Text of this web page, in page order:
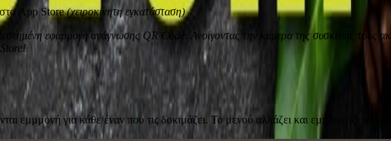
στο App Store(χειροκίνητη εγκατάσταση)
εφαρμογή ανάγνωσης QR Code. Ανοίγοντας την κάμερα της συσκευής τους
εμμμονή για κάθε έναν που τις δοκιμάζει. Το μενού αλλάζει και εμπλουτίζεται